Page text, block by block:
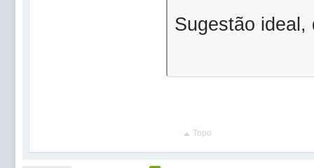
Sugestão ideal,
Topo